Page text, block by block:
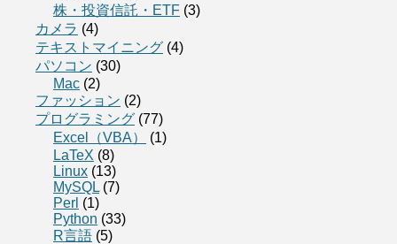
株・投資信託・ETF (3)
カメラ (4)
テキストマイニング (4)
パソコン (30)
Mac (2)
ファッション (2)
プログラミング (77)
Excel（VBA）
(1)
LaTeX (8)
Linux (13)
MySQL (7)
Perl (1)
Python (33)
R言語 (5)